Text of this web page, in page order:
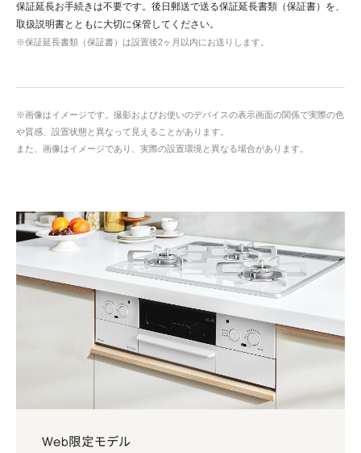
保証延長お手続きは不要です。後日郵送で送る保証延長書類（保証書）を、
取扱説明書とともに大切に保管してください。
※保証延長書類（保証書）は設置後2ヶ月以内にお送りします。
※画像はイメージです。撮影およびお使いのデバイスの表示画面の関係で実際の色
や質感、設置状態と異なって見えることがあります。
また、画像はイメージであり、実際の設置環境と異なる場合があります。